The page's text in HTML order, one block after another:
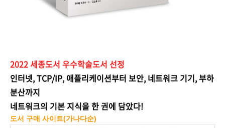
2022 세종도서 우수학술도서 선정
인터넷, TCP/IP, 애플리케이션부터 보안, 네트워크 기기,부하
분산까지
네트워크의 기본 지식을 한 권에 담았다!
도서 구매 사이트(가나다순)